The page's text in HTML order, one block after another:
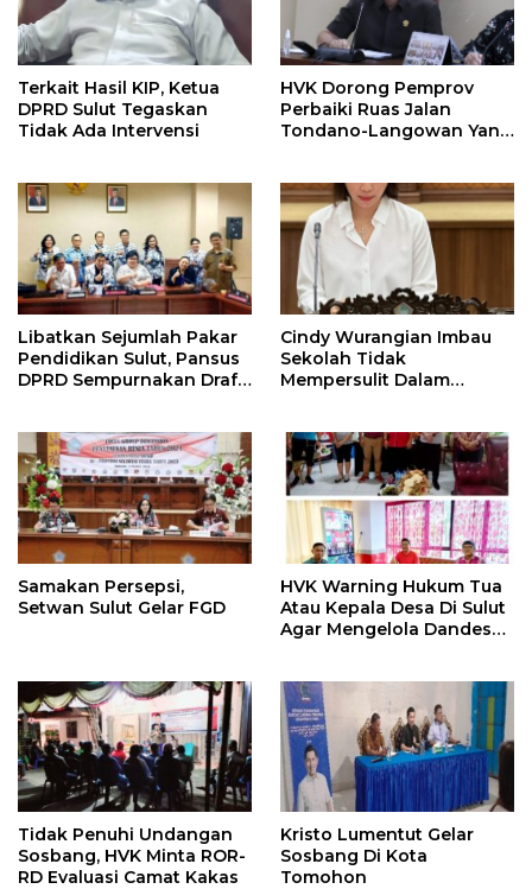
Terkait Hasil KIP, Ketua
DPRD Sulut Tegaskan
Tidak Ada Intervensi
HVK Dorong Pemprov
Perbaiki Ruas Jalan
Tondano-Langowan Yang
Libatkan Sejumlah Pakar
Pendidikan Sulut, Pansus
DPRD Sempurnakan Draf
Cindy Wurangian Imbau
Sekolah Tidak
Mempersulit Dalam
Samakan Persepsi,
Setwan Sulut Gelar FGD
HVK Warning Hukum Tua
Atau Kepala Desa Di Sulut
Agar Mengelola Dandes
Tidak Penuhi Undangan
Sosbang, HVK Minta ROR-
RD Evaluasi Camat Kakas
Kristo Lumentut Gelar
Sosbang Di Kota
Tomohon